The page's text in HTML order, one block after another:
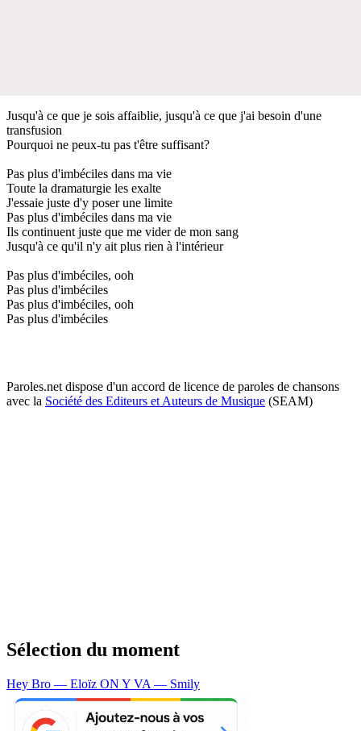
Jusqu'à ce que je sois affaiblie, jusqu'à ce que j'ai besoin d'une
transfusion
Pourquoi ne peux-tu pas t'être suffisant?
Pas plus d'imbéciles dans ma vie
Toute la dramaturgie les exalte
J'essaie juste d'y poser une limite
Pas plus d'imbéciles dans ma vie
Ils continuent juste que me vider de mon sang
Jusqu'à ce qu'il n'y ait plus rien à l'intérieur
Pas plus d'imbéciles, ooh
Pas plus d'imbéciles
Pas plus d'imbéciles, ooh
Pas plus d'imbéciles
Paroles.net dispose d'un accord de licence de paroles de chansons
avec la Société des Editeurs et Auteurs de Musique (SEAM)
Sélection du moment
Hey Bro — Eloïz ON Y VA — Smily